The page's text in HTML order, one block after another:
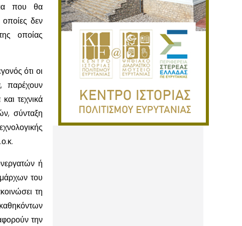
που θα
δεν
οποίας
ότι οι
παρέχουν
τεχνικά
σύνταξη
ή
του
τη
την